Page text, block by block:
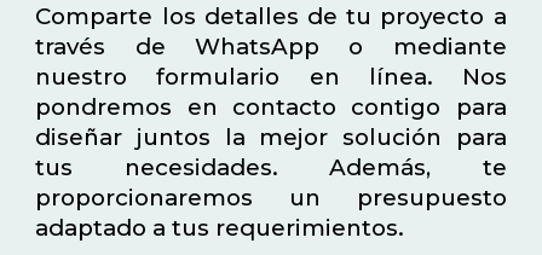
Comparte los detalles de tu proyecto a
través de WhatsApp o mediante
nuestro formulario en línea. Nos
pondremos en contacto contigo para
diseñar juntos la mejor solución para
tus necesidades. Además, te
proporcionaremos un presupuesto
adaptado a tus requerimientos.